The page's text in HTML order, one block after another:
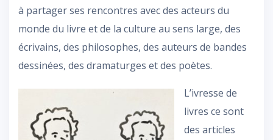
à partager ses rencontres avec des acteurs du
monde du livre et de la culture au sens large, des
écrivains, des philosophes, des auteurs de bandes
dessinées, des dramaturges et des poètes.
L’ivresse de
livres ce sont
des articles